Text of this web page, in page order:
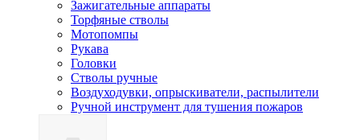
Зажигательные аппараты
Торфяные стволы
Мотопомпы
Рукава
Головки
Стволы ручные
Воздуходувки, опрыскиватели, распылители
Ручной инструмент для тушения пожаров